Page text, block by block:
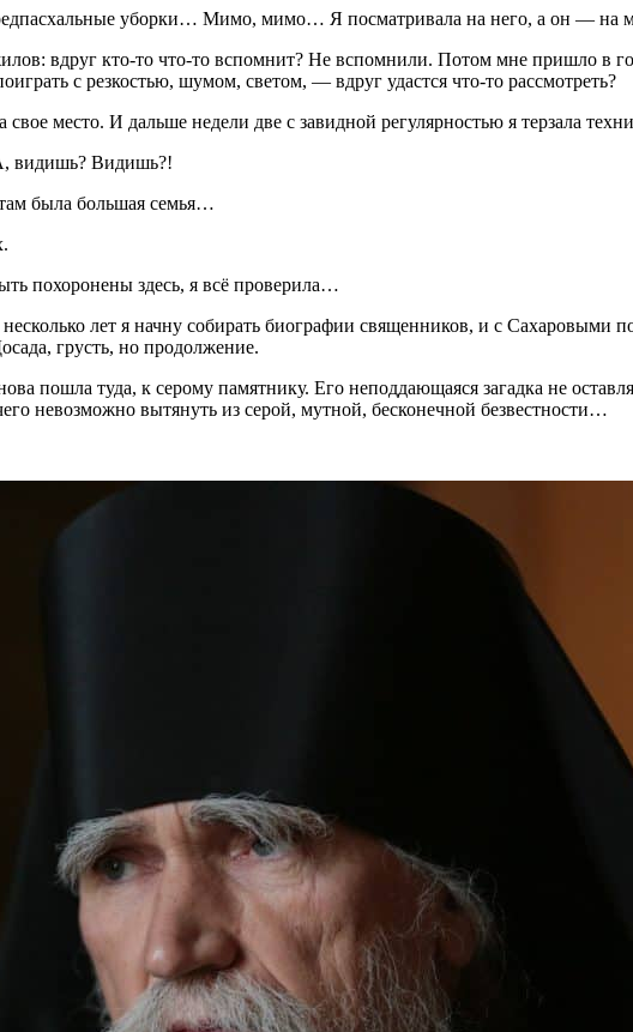
уборки… Мимо, мимо… Я посматривала на него, а он — на
вдруг кто-то что-то вспомнит? Не вспомнили. Потом мне пришло в
с резкостью, шумом, светом, — вдруг удастся что-то рассмотреть?
место. И дальше недели две с завидной регулярностью я терзала
видишь? Видишь?!
была большая семья…
похоронены здесь, я всё проверила…
лет я начну собирать биографии священников, и с
грусть, но продолжение.
пошла туда, к серому памятнику. Его неподдающаяся загадка не
невозможно вытянуть из серой, мутной, бесконечной безвестности…